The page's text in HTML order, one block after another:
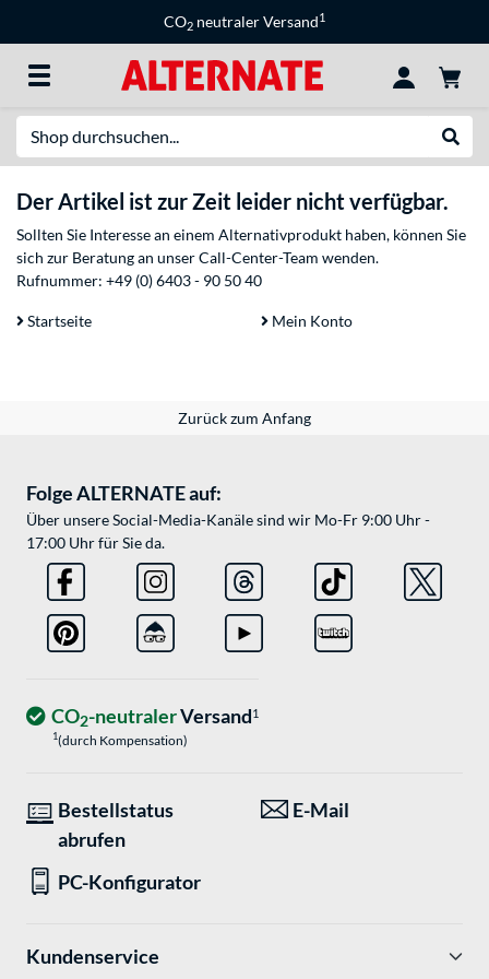
CO2 neutraler Versand1
Der Artikel ist zur Zeit leider nicht verfügbar.
Sollten Sie Interesse an einem Alternativprodukt haben, können Sie
sich zur Beratung an unser Call-Center-Team wenden.
Rufnummer: +49 (0) 6403 - 90 50 40
Startseite Mein Konto
Zurück zum Anfang
Folge ALTERNATE auf:
Über unsere Social-Media-Kanäle sind wir Mo-Fr 9:00 Uhr -
17:00 Uhr für Sie da.
CO2-neutralerVersand1
1(durch Kompensation)
Bestellstatus
abrufen
E-Mail
PC-Konfigurator
Kundenservice